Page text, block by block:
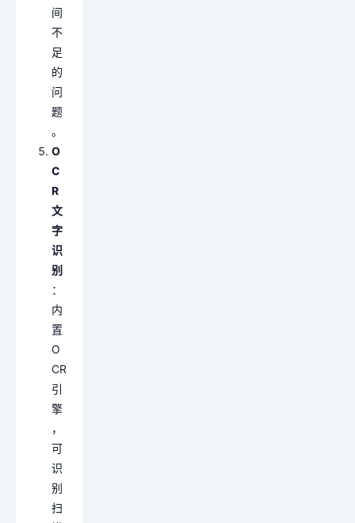
间
不
足
的
问
题
。
O
C
R
文
字
识
别
：
内
置
O
CR
引
擎
，
可
识
别
扫